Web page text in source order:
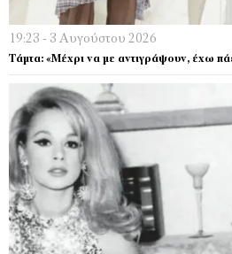
19:23 - 3 Αυγούστου 2026
Τάμτα: «Μέχρι να µε αντιγράψουν, έχω